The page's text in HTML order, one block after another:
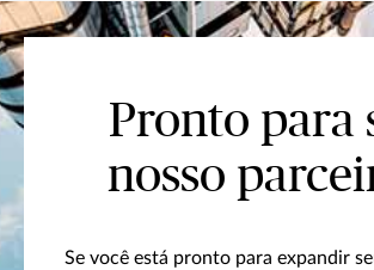
Pronto para
nosso
Se você está pronto para expandir